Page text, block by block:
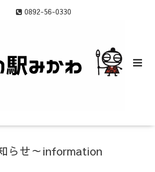
0892-56-0330
らせ～information